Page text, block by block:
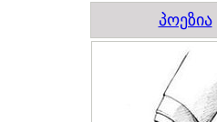
პოეზია